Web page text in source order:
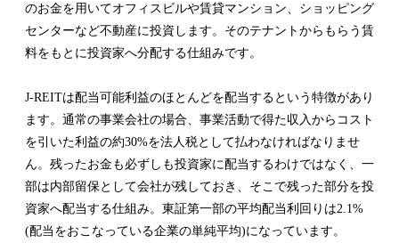
のお金を用いてオフィスビルや賃貸マンション、ショッピング
センターなど不動産に投資します。そのテナントからもらう賃
料をもとに投資家へ分配する仕組みです。
J-REITは配当可能利益のほとんどを配当するという特徴があり
ます。通常の事業会社の場合、事業活動で得た収入からコスト
を引いた利益の約30%を法人税として払わなければなりませ
ん。残ったお金も必ずしも投資家に配当するわけではなく、一
部は内部留保として会社が残しておき、そこで残った部分を投
資家へ配当する仕組み。東証第一部の平均配当利回りは2.1%
(配当をおこなっている企業の単純平均)になっています。